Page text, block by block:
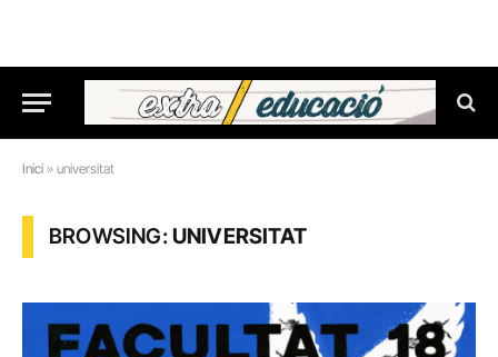
Inici » universitat
BROWSING:UNIVERSITAT